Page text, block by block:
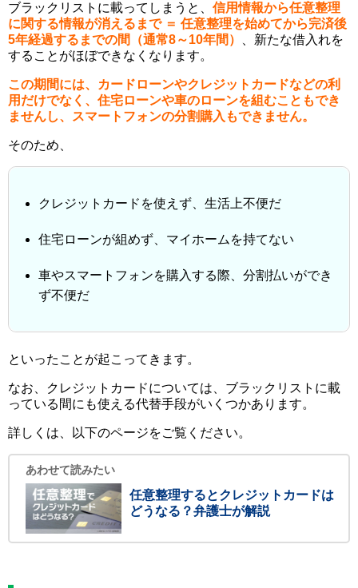
ブラックリストに載ってしまうと、 信用情報から任意整理
に関する情報が消えるまで ＝ 任意整理を始めてから完済後
5年経過するまでの間（通常8～10年間）
、新たな借入れを
することがほぼできなくなります。
この期間には、カードローンやクレジットカードなどの利
用だけでなく、住宅ローンや車のローンを組むこともでき
ませんし、スマートフォンの分割購入もできません。
そのため、
クレジットカードを使えず、生活上不便だ
住宅ローンが組めず、マイホームを持てない
車やスマートフォンを購入する際、分割払いができ
ず不便だ
といったことが起こってきます。
なお、クレジットカードについては、ブラックリストに載
っている間にも使える代替手段がいくつかあります。
詳しくは、以下のページをご覧ください。
あわせて読みたい
任意整理するとクレジットカードは
どうなる？弁護士が解説